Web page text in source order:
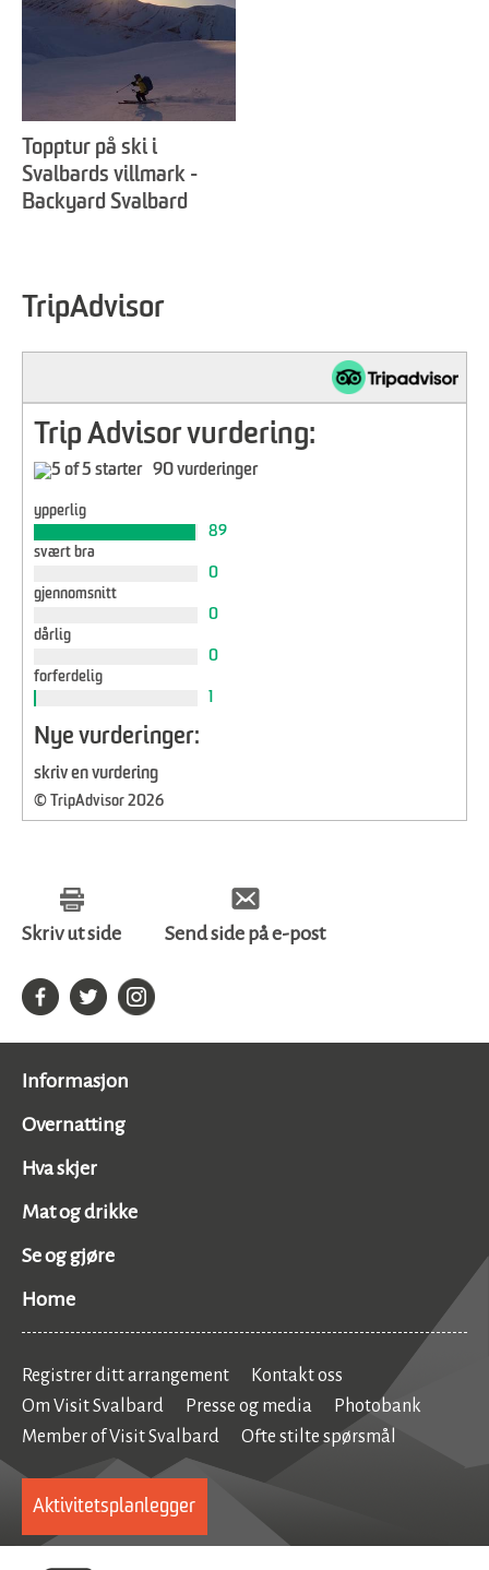
Topptur på ski i
Svalbards villmark -
Backyard Svalbard
TripAdvisor
Trip Advisor vurdering:
90 vurderinger
ypperlig
89
svært bra
0
gjennomsnitt
0
dårlig
0
forferdelig
1
Nye vurderinger:
skriv en vurdering
© TripAdvisor 2026
Skriv ut side Send side på e-post
Informasjon
Overnatting
Hva skjer
Mat og drikke
Se og gjøre
Home
Registrer ditt arrangement
Kontakt oss
Om Visit Svalbard
Presse og media
Photobank
Member of Visit Svalbard
Ofte stilte spørsmål
Aktivitetsplanlegger